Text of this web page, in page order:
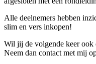
Alle deelnemers hebben
slim en vers inkopen!
Wil jij de volgende keer ook
Neem dan contact met mij